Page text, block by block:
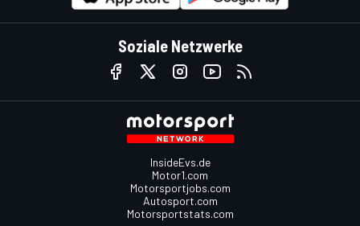
Soziale Netzwerke
InsideEvs.de
Motor1.com
Motorsportjobs.com
Autosport.com
Motorsportstats.com